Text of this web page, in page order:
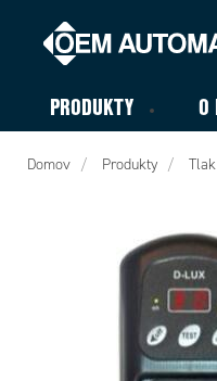
PRODUKTY O
Domov Produkty